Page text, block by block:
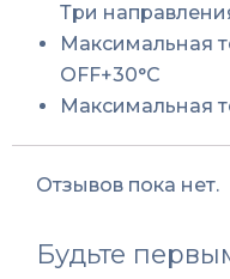
Три
Максимальная
OFF+30°C
Максимальная
Отзывов пока нет.
Будьте